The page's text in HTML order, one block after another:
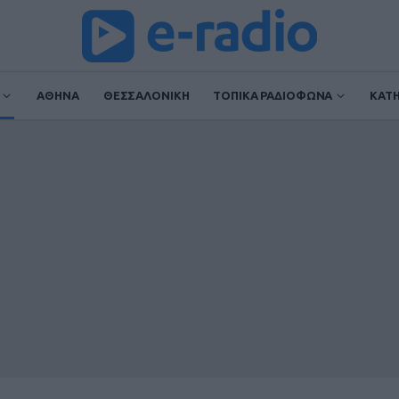
ΑΘΗΝΑ ΘΕΣΣΑΛΟΝΙΚΗ ΤΟΠΙΚΑ ΡΑΔΙΟΦΩΝΑ